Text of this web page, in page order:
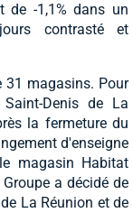
de -1,1% dans un
contrasté et
31 magasins. Pour
Denis de La
la fermeture du
d'enseigne
magasin Habitat
a décidé de
La Réunion et de